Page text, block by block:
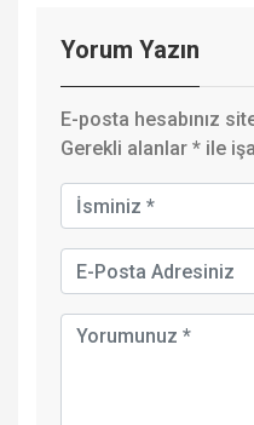
Yorum Yazın
E-posta hesabınız
Gerekli alanlar * ile